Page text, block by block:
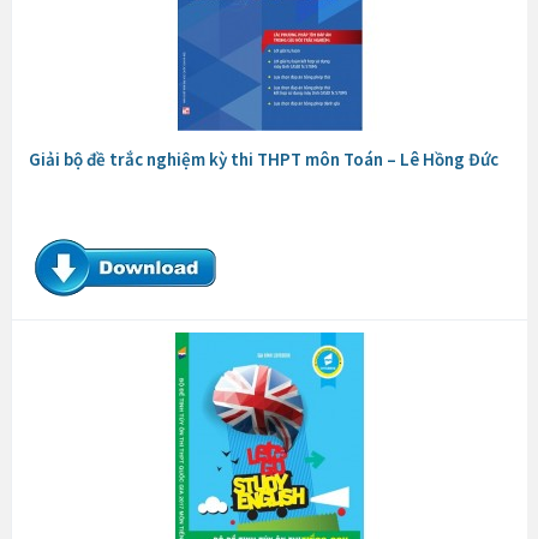
Giải bộ đề trắc nghiệm kỳ thi THPT môn Toán – Lê Hồng Đức